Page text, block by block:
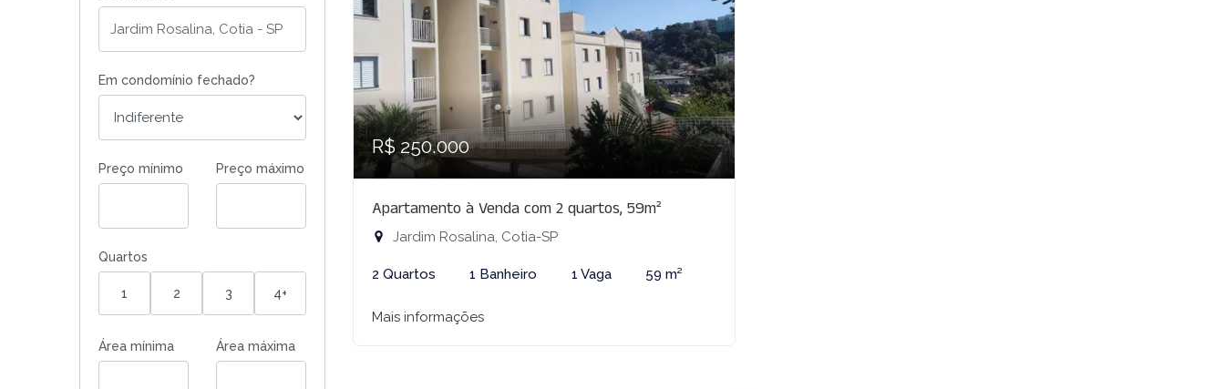
Em condomínio fechado?
Preço mínimo Preço máximo
Quartos
1 2 3 4+
Área mínima Área máxima
R$ 250.000
Apartamento à Venda com 2 quartos, 59m²
Jardim Rosalina, Cotia-SP
2 Quartos 1 Banheiro 1 Vaga 59 m²
Mais informações